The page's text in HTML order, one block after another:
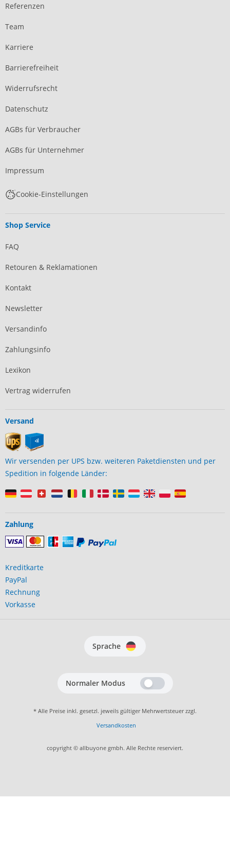
Referenzen
Team
Karriere
Barrierefreiheit
Widerrufsrecht
Datenschutz
AGBs für Verbraucher
AGBs für Unternehmer
Impressum
Cookie-Einstellungen
Shop Service
FAQ
Retouren & Reklamationen
Kontakt
Newsletter
Versandinfo
Zahlungsinfo
Lexikon
Vertrag widerrufen
Versand
Wir versenden per UPS bzw. weiteren Paketdiensten und per
Spedition in folgende Länder:
Zahlung
Kreditkarte
PayPal
Rechnung
Vorkasse
Sprache
Normaler Modus
* Alle Preise inkl. gesetzl. jeweils gültiger Mehrwertsteuer zzgl.
Versandkosten
copyright © allbuyone gmbh. Alle Rechte reserviert.